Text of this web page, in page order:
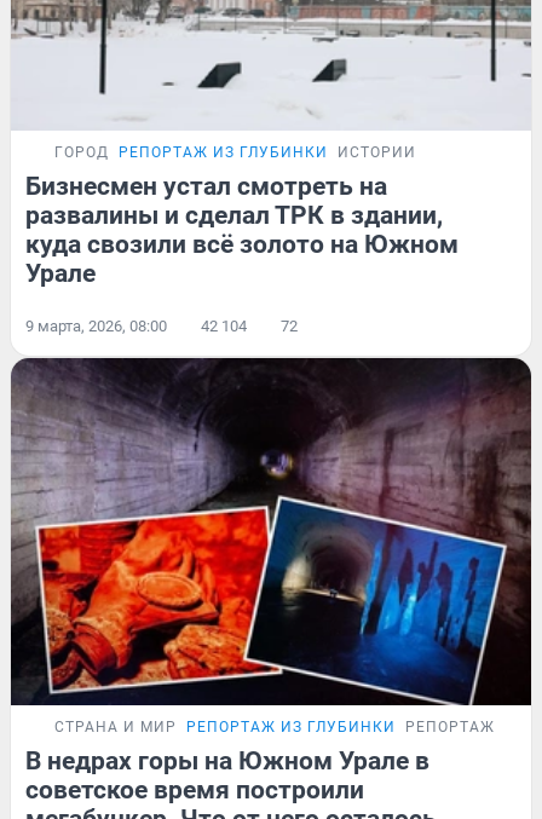
ГОРОД РЕПОРТАЖ ИЗ ГЛУБИНКИ ИСТОРИИ
Бизнесмен устал смотреть на
развалины и сделал ТРК в здании,
куда свозили всё золото на Южном
Урале
9 марта, 2026, 08:00 42 104 72
СТРАНА И МИР РЕПОРТАЖ ИЗ ГЛУБИНКИ РЕПОРТАЖ
В недрах горы на Южном Урале в
советское время построили